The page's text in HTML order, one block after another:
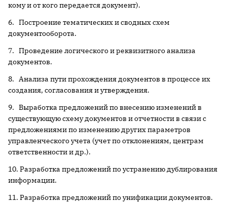
кому и от кого передается документ).
6. Построение тематических и сводных схем
документооборота.
7. Проведение логического и реквизитного анализа
документов.
8. Анализа пути прохождения документов в процессе их
создания, согласования и утверждения.
9. Выработка предложений по внесению изменений в
существующую схему документов и отчетности в связи с
предложениями по изменению других параметров
управленческого учета (учет по отклонениям, центрам
ответственности и др.).
10. Разработка предложений по устранению дублирования
информации.
11. Разработка предложений по унификации документов.